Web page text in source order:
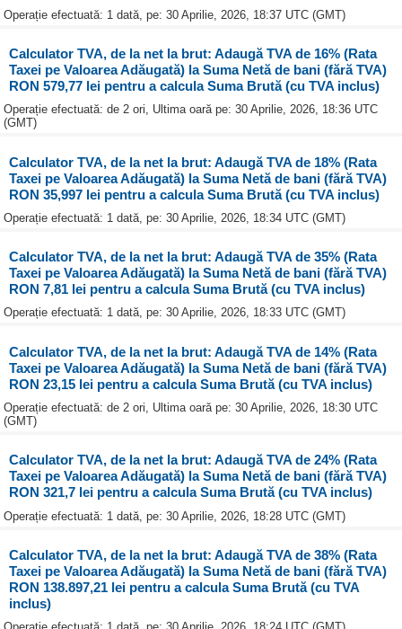
Operație efectuată: 1 dată, pe: 30 Aprilie, 2026, 18:37 UTC (GMT)
Calculator TVA, de la net la brut: Adaugă TVA de 16% (Rata
Taxei pe Valoarea Adăugată) la Suma Netă de bani (fără TVA)
RON 579,77 lei pentru a calcula Suma Brută (cu TVA inclus)
Operație efectuată: de 2 ori, Ultima oară pe: 30 Aprilie, 2026, 18:36 UTC
(GMT)
Calculator TVA, de la net la brut: Adaugă TVA de 18% (Rata
Taxei pe Valoarea Adăugată) la Suma Netă de bani (fără TVA)
RON 35,997 lei pentru a calcula Suma Brută (cu TVA inclus)
Operație efectuată: 1 dată, pe: 30 Aprilie, 2026, 18:34 UTC (GMT)
Calculator TVA, de la net la brut: Adaugă TVA de 35% (Rata
Taxei pe Valoarea Adăugată) la Suma Netă de bani (fără TVA)
RON 7,81 lei pentru a calcula Suma Brută (cu TVA inclus)
Operație efectuată: 1 dată, pe: 30 Aprilie, 2026, 18:33 UTC (GMT)
Calculator TVA, de la net la brut: Adaugă TVA de 14% (Rata
Taxei pe Valoarea Adăugată) la Suma Netă de bani (fără TVA)
RON 23,15 lei pentru a calcula Suma Brută (cu TVA inclus)
Operație efectuată: de 2 ori, Ultima oară pe: 30 Aprilie, 2026, 18:30 UTC
(GMT)
Calculator TVA, de la net la brut: Adaugă TVA de 24% (Rata
Taxei pe Valoarea Adăugată) la Suma Netă de bani (fără TVA)
RON 321,7 lei pentru a calcula Suma Brută (cu TVA inclus)
Operație efectuată: 1 dată, pe: 30 Aprilie, 2026, 18:28 UTC (GMT)
Calculator TVA, de la net la brut: Adaugă TVA de 38% (Rata
Taxei pe Valoarea Adăugată) la Suma Netă de bani (fără TVA)
RON 138.897,21 lei pentru a calcula Suma Brută (cu TVA
inclus)